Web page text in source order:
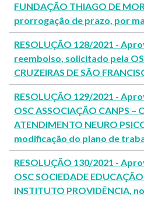
FUNDAÇÃO THIAGO DE
prorrogação de prazo, por
RESOLUÇÃO 128/2021 -
reembolso, solicitado pela
CRUZEIRAS DE SÃO
RESOLUÇÃO 129/2021 -
OSC ASSOCIAÇÃO CANPS –
ATENDIMENTO NEURO
modificação do plano de
RESOLUÇÃO 130/2021 -
OSC SOCIEDADE EDUCAÇÃO
INSTITUTO PROVIDÊNCIA,